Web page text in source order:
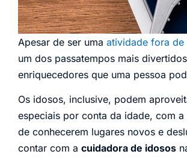
Apesar de ser uma atividade fora de
um dos passatempos mais
enriquecedores que uma pessoa
Os idosos, inclusive, podem
especiais por conta da idade, com
de conhecerem lugares novos e
contar com a cuidadora de idosos